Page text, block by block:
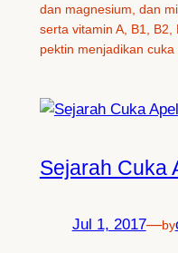
dan magnesium, dan
serta vitamin A, B1,
pektin menjadikan cuka
Sejarah Cuka
Jul 1, 2017—by